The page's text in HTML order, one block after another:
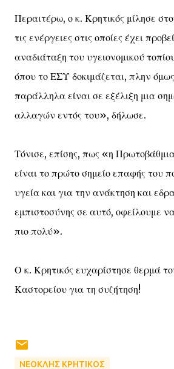
Περαιτέρω, ο κ. Κρητικός μίλησε
τις ενέργειες στις οποίες έχει
αναδιάταξη του υγειονομικού
όπου το ΕΣΥ δοκιμάζεται, πλην
παράλληλα είναι σε εξέλιξη μια
αλλαγών εντός του», δήλωσε.
Τόνισε, επίσης, πως «η
είναι το πρώτο σημείο επαφής του
υγεία και για την ανάκτηση και
εμπιστοσύνης σε αυτό, οφείλουμε
πιο πολύ».
Ο κ. Κρητικός ευχαρίστησε θερμά
Καστορείου για τη συζήτηση!
ΝΕΟΚΛΗΣ ΚΡΗΤΙΚΟΣ